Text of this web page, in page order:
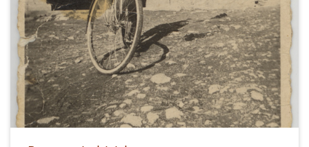
Inghilterra.
Sul retro è indicata la data: 21 maggio
1933 XI, a significare undicesimo anno
dell'era fascista (per tutto il periodo
dell'era fascista c'era la doppia
datazione) e la firma del maestro
Mazzonelli.
La stampa misura 6x9 cm ed ha un